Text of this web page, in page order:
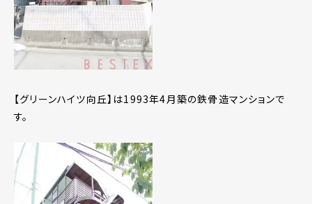
【グリーンハイツ向丘】は1993年4月築の鉄骨造マンションで
す。